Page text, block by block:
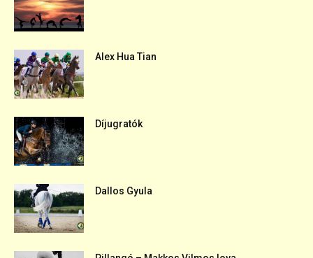
Alex Hua Tian
Díjugratók
Dallos Gyula